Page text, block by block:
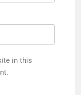
in this